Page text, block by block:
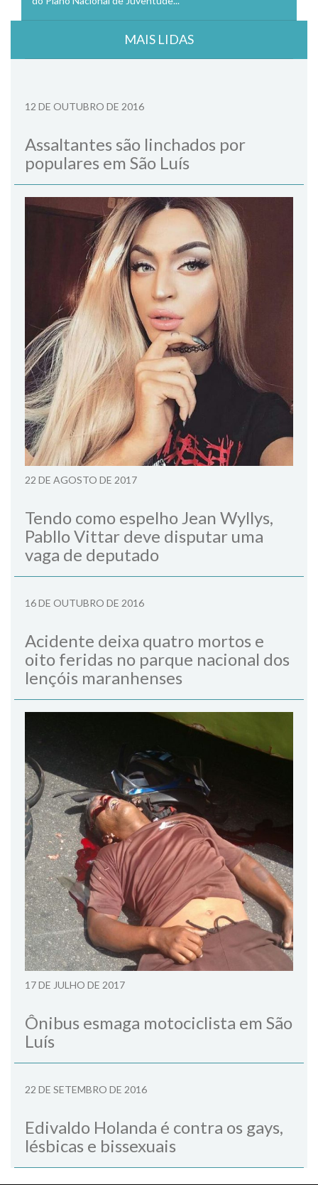
MAIS LIDAS
12 DE OUTUBRO DE 2016
Assaltantes são linchados por
populares em São Luís
22 DE AGOSTO DE 2017
Tendo como espelho Jean Wyllys,
Pabllo Vittar deve disputar uma
vaga de deputado
16 DE OUTUBRO DE 2016
Acidente deixa quatro mortos e
oito feridas no parque nacional dos
lençóis maranhenses
17 DE JULHO DE 2017
Ônibus esmaga motociclista em São
Luís
22 DE SETEMBRO DE 2016
Edivaldo Holanda é contra os gays,
lésbicas e bissexuais